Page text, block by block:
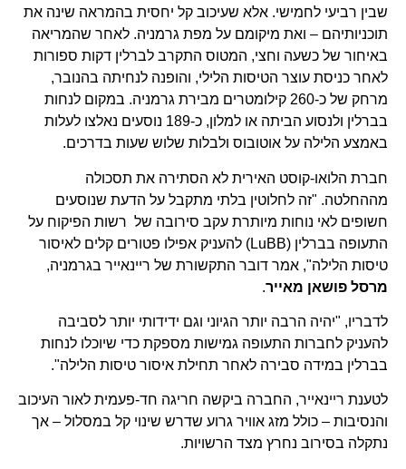
שבין רביעי לחמישי. אלא שעיכוב קל יחסית בהמראה שינה את
תוכניותיהם – ואת מיקומם על מפת גרמניה. לאחר שהמריאה
באיחור של כשעה וחצי, המטוס התקרב לברלין דקות ספורות
לאחר כניסת עוצר הטיסות הלילי, והופנה לנחיתה בהנובר,
מרחק של כ-260 קילומטרים מבירת גרמניה. במקום לנחות
בברלין ולנסוע הביתה או למלון, כ-189 נוסעים נאלצו לעלות
באמצע הלילה על אוטובוס ולבלות שלוש שעות בדרכים.
חברת הלואו-קוסט האירית לא הסתירה את תסכולה
מההחלטה. "זה לחלוטין בלתי מתקבל על הדעת שנוסעים
חשופים לאי נוחות מיותרת עקב סירובה של רשות הפיקוח על
התעופה בברלין (LuBB) להעניק אפילו פטורים קלים לאיסור
טיסות הלילה", אמר דובר התקשורת של ריינאייר בגרמניה,
מרסל פושאן מאייר.
לדבריו, "יהיה הרבה יותר הגיוני וגם ידידותי יותר לסביבה
להעניק לחברות התעופה גמישות מספקת כדי שיוכלו לנחות
בברלין במידה סבירה לאחר תחילת איסור טיסות הלילה".
לטענת ריינאייר, החברה ביקשה חריגה חד-פעמית לאור העיכוב
והנסיבות – כולל מזג אוויר גרוע שדרש שינוי קל במסלול – אך
נתקלה בסירוב נחרץ מצד הרשויות.